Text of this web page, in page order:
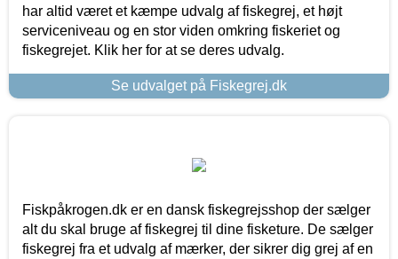
har altid været et kæmpe udvalg af fiskegrej, et højt
serviceniveau og en stor viden omkring fiskeriet og
fiskegrejet. Klik her for at se deres udvalg.
Se udvalget på Fiskegrej.dk
Fiskpåkrogen.dk er en dansk fiskegrejsshop der sælger
alt du skal bruge af fiskegrej til dine fisketure. De sælger
fiskegrej fra et udvalg af mærker, der sikrer dig grej af en